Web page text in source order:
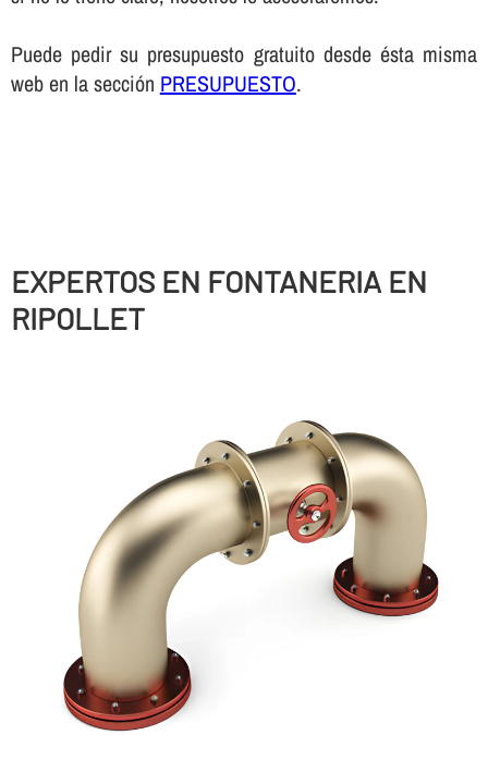
Puede pedir su presupuesto gratuito desde ésta misma
web en la sección PRESUPUESTO.
EXPERTOS EN FONTANERIA EN
RIPOLLET